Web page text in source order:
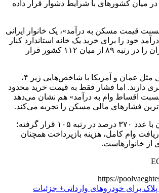
میان کشورهای با شرایط دشوار قرار داده
قیمت مسکن به درآمد»، یک خانوار ایرانی
۱۷ سال درآمد خود را برای خرید یک خانه استاندارد کنار
بگذارد؛ رقمی که ایران را در رتبه ۸۹ از میان ۱۱۲ کشور قرار
در مقابل، کشورهایی مثل عمان و آمریکا با شاخص‌هایی زیر ۴،
دارند. اما فشار فقط به قیمت خرید محدود
اقساط وام به درآمد» هم نشان می‌دهد
فشارهای مالی مسکن را تجربه می‌کند.
در این شاخص، ایران با عدد ۳۷۰ درصد در رتبه ۱۰۵ قرار گرفته؛
وام کامل، هزینه بازپرداخت همچنان
از خانوارهاست.
https://
برای خودروهای وارداتی+ جزئیات